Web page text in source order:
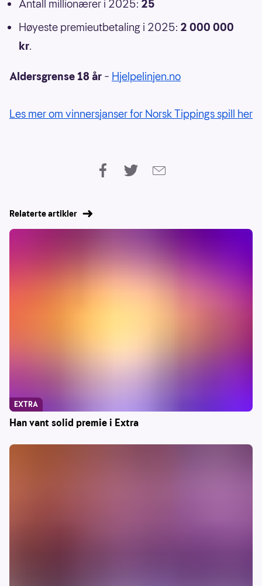
Antall millionærer i 2025: 25
Høyeste premieutbetaling i 2025: 2 000 000
kr.
Aldersgrense 18 år – Hjelpelinjen.no
Les mer om vinnersjanser for Norsk Tippings spill her
Relaterte artikler
Han vant solid premie i Extra
EXTRA